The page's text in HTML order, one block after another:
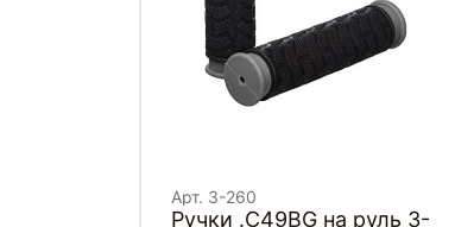
Арт. 3-260
Ручки .C49BG на руль 3-